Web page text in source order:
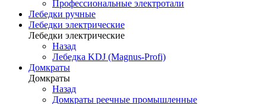
Профессиональные электротали
Лебедки ручные
Лебедки электрические
Лебедки электрические
Назад
Лебедка KDJ (Magnus-Profi)
Домкраты
Домкраты
Назад
Домкраты реечные промышленные